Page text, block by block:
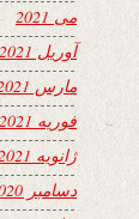
می 2021
آوریل 2021
مارس 2021
فوریه 2021
ژانویه 2021
دسامبر 2020